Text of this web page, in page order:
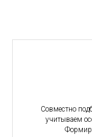
Совместно
учитываем